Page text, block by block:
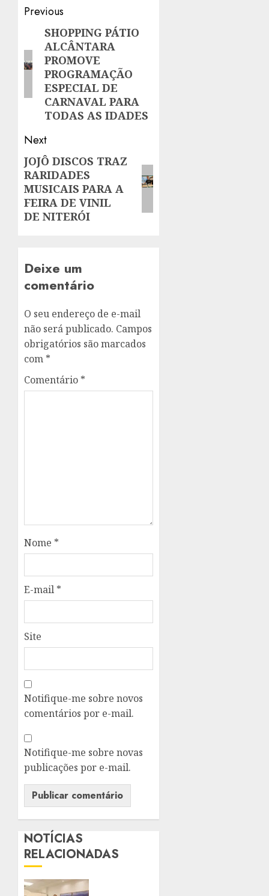
Post
navigation
Previous
Previous
post:
SHOPPING PÁTIO
ALCÂNTARA
PROMOVE
PROGRAMAÇÃO
ESPECIAL DE
CARNAVAL PARA
TODAS AS IDADES
Next
Next
post:
JOJÔ DISCOS TRAZ
RARIDADES
MUSICAIS PARA A
FEIRA DE VINIL
DE NITERÓI
Deixe um
comentário
O seu endereço de e-mail
não será publicado. Campos
obrigatórios são marcados
com *
Comentário *
Nome *
E-mail *
Site
Notifique-me sobre novos
comentários por e-mail.
Notifique-me sobre novas
publicações por e-mail.
NOTÍCIAS
RELACIONADAS